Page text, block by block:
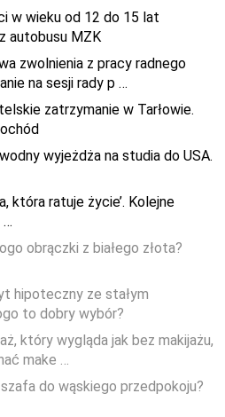
w wieku od 12 do 15 lat
autobusu MZK
zwolnienia z pracy radnego
na sesji rady p …
zatrzymanie w Tarłowie.
wyjeżdża na studia do USA.
która ratuje życie’. Kolejne
…
obrączki z białego złota?
hipoteczny ze stałym
to dobry wybór?
który wygląda jak bez makijażu,
make …
do wąskiego przedpokoju?